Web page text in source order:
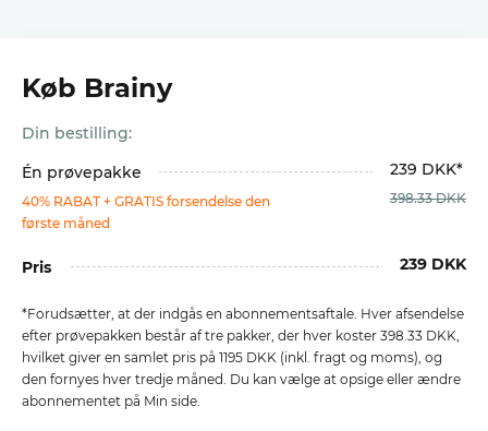
Køb Brainy
Din bestilling:
Én prøvepakke
40% RABAT + GRATIS forsendelse den
første måned
239 DKK*
398.33 DKK
Pris 239 DKK
*Forudsætter, at der indgås en abonnementsaftale. Hver afsendelse
efter prøvepakken består af tre pakker, der hver koster 398.33 DKK,
hvilket giver en samlet pris på 1195 DKK (inkl. fragt og moms), og
den fornyes hver tredje måned. Du kan vælge at opsige eller ændre
abonnementet på Min side.